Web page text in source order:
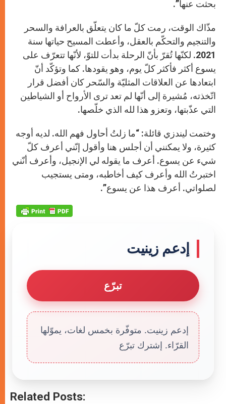
بحثت عنها”.
مذّاك الوقت، رمت كلّ ما كان يتعلّق بالعرافة والسحر
والتنجيم والتحكّم بالعقل، وأعطت المسيح حياتها سنة
2021. لكنّها تُقرّ بأنّ الرحلة بدأت للتوّ، لأنّها تتعرّف على
يسوع أكثر فأكثر كلّ يوم، وهو يقودها. كما وتؤكّد أنّ
ابتعادها عن العلاقات المثليّة والسّحر كان أفضل قرار
اتّخذته، مُشيرة إلى أنّها لم تعد ترى الأرواح أو الشياطين
التي عذّبتها، وتعزو هذا لله الذي خلّصها.
وختمت ليندزي قائلة: “ما زلتُ أحاول فهم الله. لديه أوجه
كثيرة، ولا يمكنني أن أجلس هنا وأقول إنّني أعرف كلّ
شيء عن يسوع. أعرف ما يقوله لي الإنجيل، وأعرف أنّني
اختبرتُ الله وأعرف كيف أخاطبه، ومتى يستجيب
لصلواتي. أعرف هذا عن يسوع”.
إدعم زينيت
تبرّع
إدعم زينيت. متوفّرة بخمس لغات، يموّلها
القرّاء. إشترك تبرّع
Related Posts: